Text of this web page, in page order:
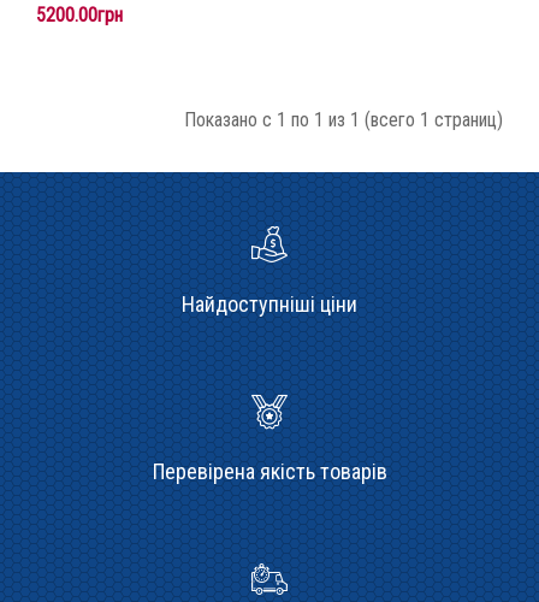
5200.00грн
Показано с 1 по 1 из 1 (всего 1 страниц)
Найдоступніші ціни
Перевірена якість товарів